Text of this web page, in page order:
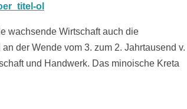
wachsende Wirtschaft auch die
der Wende vom 3. zum 2. Jahrtausend v.
und Handwerk. Das minoische Kreta